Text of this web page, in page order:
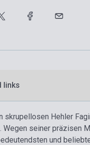
links
skrupellosen Hehler
Wegen seiner
und